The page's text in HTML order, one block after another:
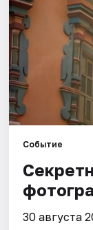
Квесты
Экскурсии
Спорт
События
Города
Площадки
Событие
30 августа